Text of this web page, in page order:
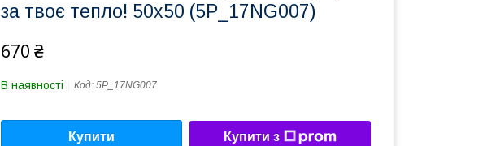
за твоє тепло! 50x50 (5P_17NG007)
670 ₴
В наявності Код: 5P_17NG007
Купити Купити з